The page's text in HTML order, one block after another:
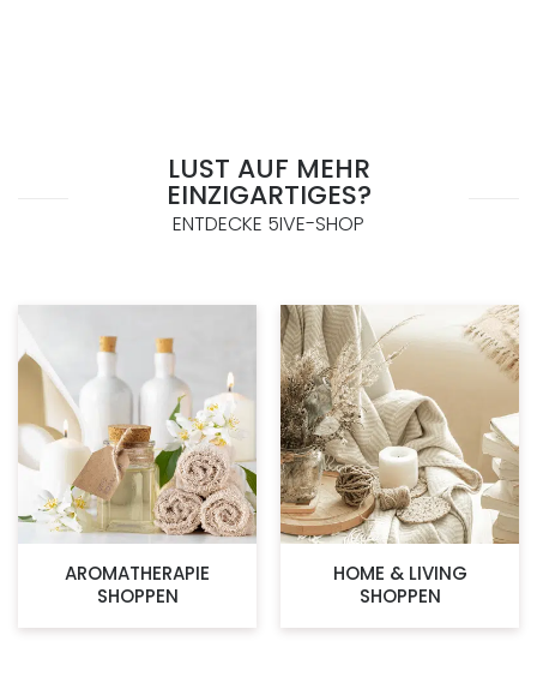
LUST AUF MEHR
EINZIGARTIGES?
ENTDECKE 5IVE-SHOP
AROMATHERAPIE
SHOPPEN
HOME & LIVING
SHOPPEN